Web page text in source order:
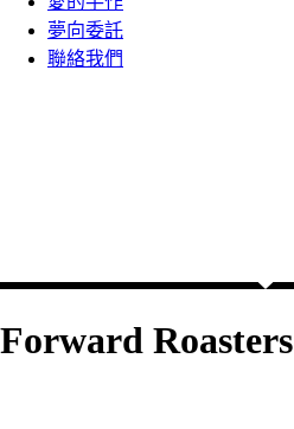
夢向委託
聯絡我們
Forward Roasters